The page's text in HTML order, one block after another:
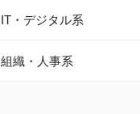
IT・デジタル系
組織・人事系